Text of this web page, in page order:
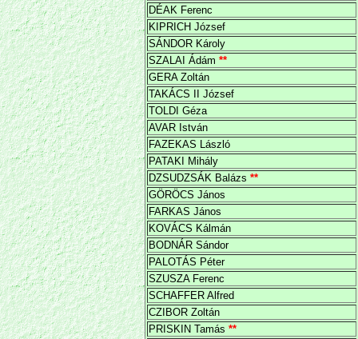
DÉAK Ferenc
KIPRICH József
SÁNDOR Károly
SZALAI Ádám **
GERA Zoltán
TAKÁCS II József
TOLDI Géza
AVAR István
FAZEKAS László
PATAKI Mihály
DZSUDZSÁK Balázs **
GÖRÖCS János
FARKAS János
KOVÁCS Kálmán
BODNÁR Sándor
PALOTÁS Péter
SZUSZA Ferenc
SCHAFFER Alfred
CZIBOR Zoltán
PRISKIN Tamás **